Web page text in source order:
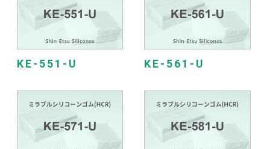
KE-551-U KE-561-U